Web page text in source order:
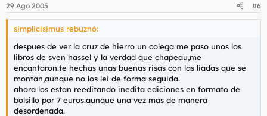
29 Ago 2005 #6
simplicisimus rebuznó:
despues de ver la cruz de hierro un colega me paso unos los
libros de sven hassel y la verdad que chapeau,me
encantaron.te hechas unas buenas risas con las liadas que se
montan,aunque no los lei de forma seguida.
ahora los estan reeditando inedita ediciones en formato de
bolsillo por 7 euros.aunque una vez mas de manera
desordenada.